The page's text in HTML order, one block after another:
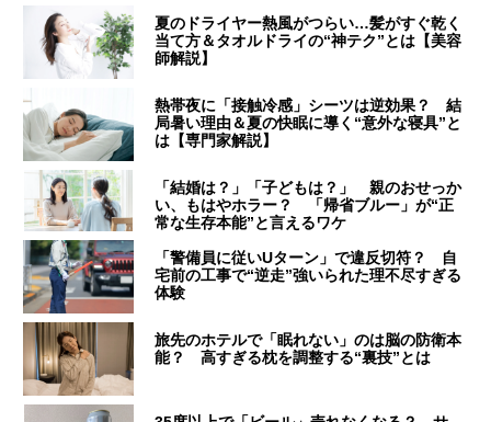
夏のドライヤー熱風がつらい…髪がすぐ乾く
当て方＆タオルドライの“神テク”とは【美容
師解説】
熱帯夜に「接触冷感」シーツは逆効果？ 結
局暑い理由＆夏の快眠に導く“意外な寝具”と
は【専門家解説】
「結婚は？」「子どもは？」 親のおせっか
い、もはやホラー？ 「帰省ブルー」が“正
常な生存本能”と言えるワケ
「警備員に従いUターン」で違反切符？ 自
宅前の工事で“逆走”強いられた理不尽すぎる
体験
旅先のホテルで「眠れない」のは脳の防衛本
能？ 高すぎる枕を調整する“裏技”とは